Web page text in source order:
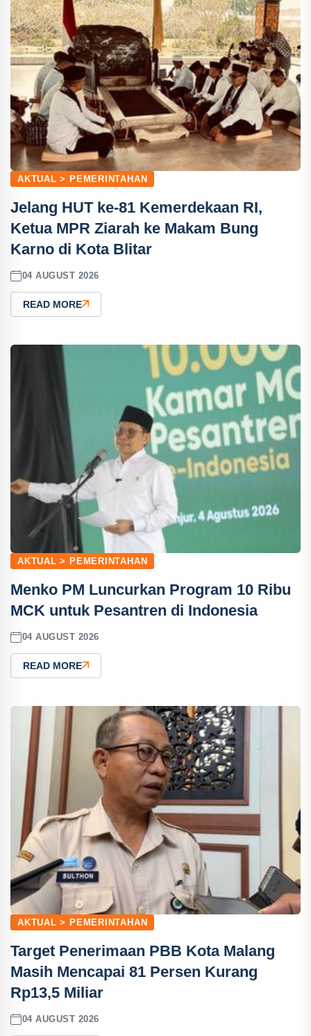
AKTUAL > PEMERINTAHAN
Jelang HUT ke-81 Kemerdekaan RI,
Ketua MPR Ziarah ke Makam Bung
Karno di Kota Blitar
04 AUGUST 2026
READ MORE
AKTUAL > PEMERINTAHAN
Menko PM Luncurkan Program 10 Ribu
MCK untuk Pesantren di Indonesia
04 AUGUST 2026
READ MORE
AKTUAL > PEMERINTAHAN
Target Penerimaan PBB Kota Malang
Masih Mencapai 81 Persen Kurang
Rp13,5 Miliar
04 AUGUST 2026